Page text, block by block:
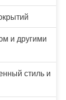
и другими
стиль и